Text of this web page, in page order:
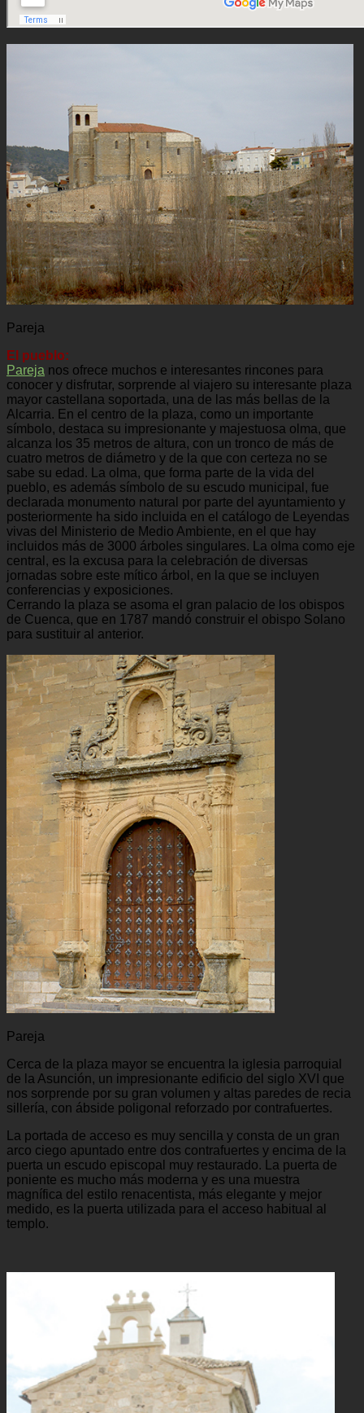
Pareja
El pueblo:
Pareja nos ofrece muchos e interesantes rincones para
conocer y disfrutar, sorprende al viajero su interesante plaza
mayor castellana soportada, una de las más bellas de la
Alcarria. En el centro de la plaza, como un importante
símbolo, destaca su impresionante y majestuosa olma, que
alcanza los 35 metros de altura, con un tronco de más de
cuatro metros de diámetro y de la que con certeza no se
sabe su edad. La olma, que forma parte de la vida del
pueblo, es además símbolo de su escudo municipal, fue
declarada monumento natural por parte del ayuntamiento y
posteriormente ha sido incluida en el catálogo de Leyendas
vivas del Ministerio de Medio Ambiente, en el que hay
incluidos más de 3000 árboles singulares. La olma como eje
central, es la excusa para la celebración de diversas
jornadas sobre este mítico árbol, en la que se incluyen
conferencias y exposiciones.
Cerrando la plaza se asoma el gran palacio de los obispos
de Cuenca, que en 1787 mandó construir el obispo Solano
para sustituir al anterior.
Pareja
Cerca de la plaza mayor se encuentra la iglesia parroquial
de la Asunción, un impresionante edificio del siglo XVI que
nos sorprende por su gran volumen y altas paredes de recia
sillería, con ábside poligonal reforzado por contrafuertes.
La portada de acceso es muy sencilla y consta de un gran
arco ciego apuntado entre dos contrafuertes y encima de la
puerta un escudo episcopal muy restaurado. La puerta de
poniente es mucho más moderna y es una muestra
magnífica del estilo renacentista, más elegante y mejor
medido, es la puerta utilizada para el acceso habitual al
templo.